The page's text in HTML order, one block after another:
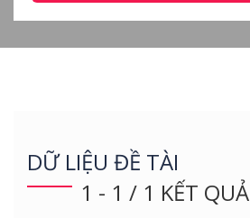
DỮ LIỆU ĐỀ TÀI
1 - 1 / 1 KẾT QUẢ